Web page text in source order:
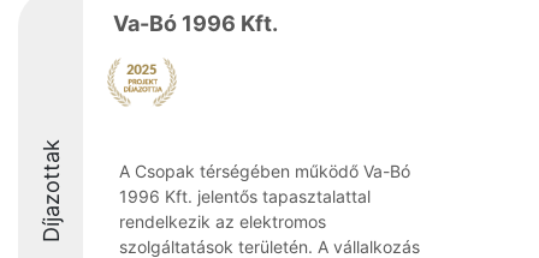
Díjazottak
Va-Bó 1996 Kft.
A Csopak térségében működő Va-Bó
1996 Kft. jelentős tapasztalattal
rendelkezik az elektromos
szolgáltatások területén. A vállalkozás